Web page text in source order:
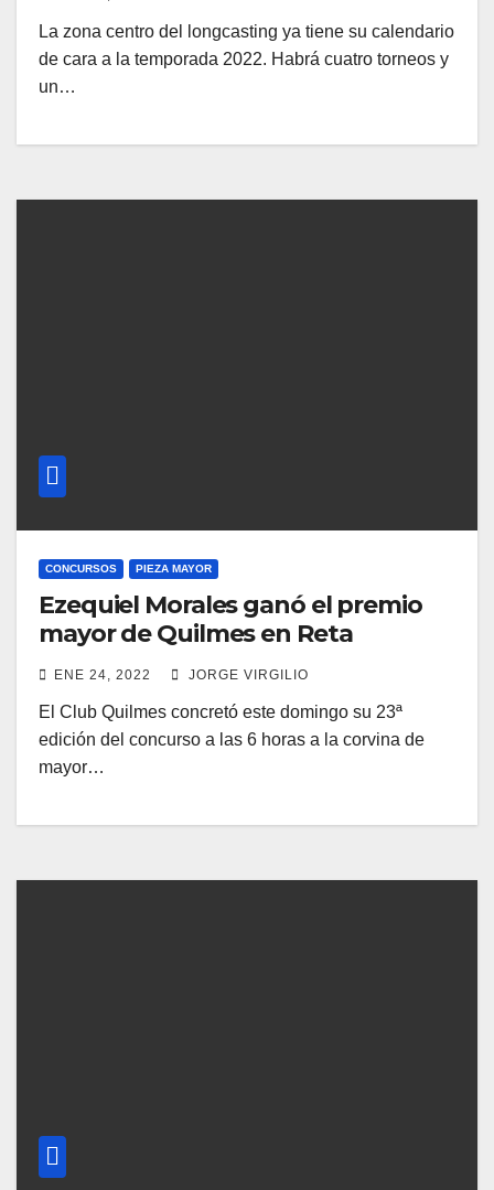
La zona centro del longcasting ya tiene su calendario
de cara a la temporada 2022. Habrá cuatro torneos y
un…
CONCURSOS PIEZA MAYOR
Ezequiel Morales ganó el premio
mayor de Quilmes en Reta
ENE 24, 2022 JORGE VIRGILIO
El Club Quilmes concretó este domingo su 23ª
edición del concurso a las 6 horas a la corvina de
mayor…